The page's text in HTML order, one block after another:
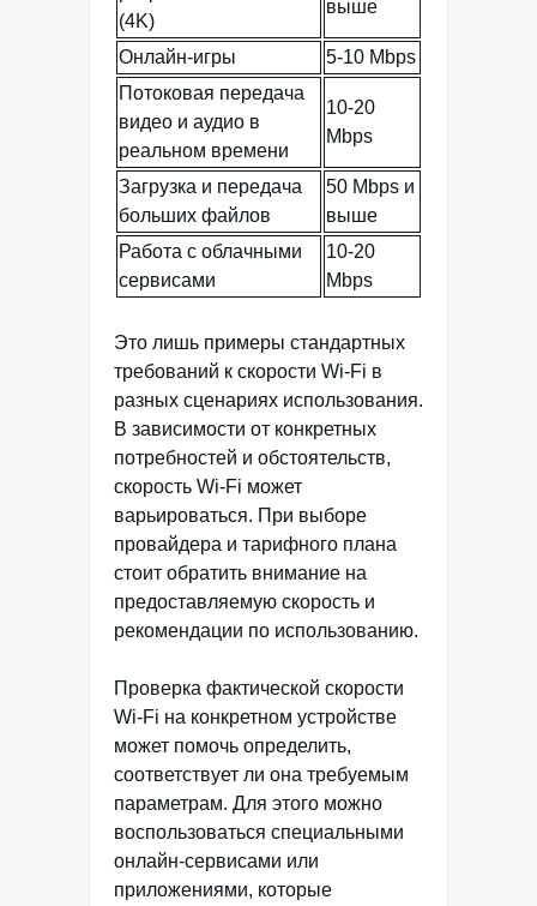
(4K)
выше
Онлайн-игры
5-10 Mbps
Потоковая передача
видео и аудио в
реальном времени
10-20
Mbps
Загрузка и передача
больших файлов
50 Mbps и
выше
Работа с облачными
сервисами
10-20
Mbps
Это лишь примеры стандартных
требований к скорости Wi-Fi в
разных сценариях использования.
В зависимости от конкретных
потребностей и обстоятельств,
скорость Wi-Fi может
варьироваться. При выборе
провайдера и тарифного плана
стоит обратить внимание на
предоставляемую скорость и
рекомендации по использованию.
Проверка фактической скорости
Wi-Fi на конкретном устройстве
может помочь определить,
соответствует ли она требуемым
параметрам. Для этого можно
воспользоваться специальными
онлайн-сервисами или
приложениями, которые